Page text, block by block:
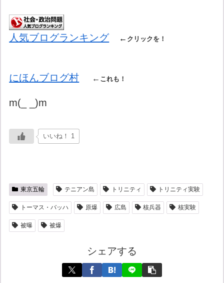
人気ブログランキング ← クリックを！
にほんブログ村 ← これも！
m(_ _)m
いいね！ 1
東京五輪 テニアン島 トリニティ トリニティ実験
トーマス・バッハ 原爆 広島 核兵器 核実験
被曝 被爆
シェアする